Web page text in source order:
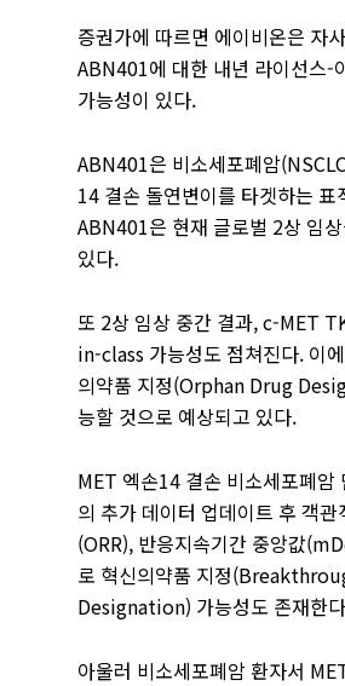
증권가에 따르면 에이비온은 자
ABN401에 대한 내년 라이선스-
가능성이 있다.
ABN401은 비소세포폐암
14 결손 돌연변이를 타겟하는 표
ABN401은 현재 글로벌 2상 임
있다.
또 2상 임상 중간 결과, c-MET
in-class 가능성도 점쳐진다. 이
의약품 지정(Orphan Drug
능할 것으로 예상되고 있다.
MET 엑손14 결손 비소세포폐암
의 추가 데이터 업데이트 후 객관
(ORR), 반응지속기간 중앙값
로 혁신의약품 지정
Designation) 가능성도 존재한
아울러 비소세포폐암 환자서